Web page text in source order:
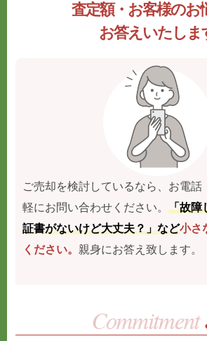
査定額・お客様のお
お答えいたしま
ご売却を検討しているなら、お電話
軽にお問い合わせください。「故障
証書がないけど大丈夫？」など小さ
ください。親身にお答え致します。